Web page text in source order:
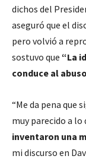
dichos del
aseguró que el
pero volvió a
sostuvo que “La
conduce al
“Me da pena que
muy parecido a
inventaron una
mi discurso en